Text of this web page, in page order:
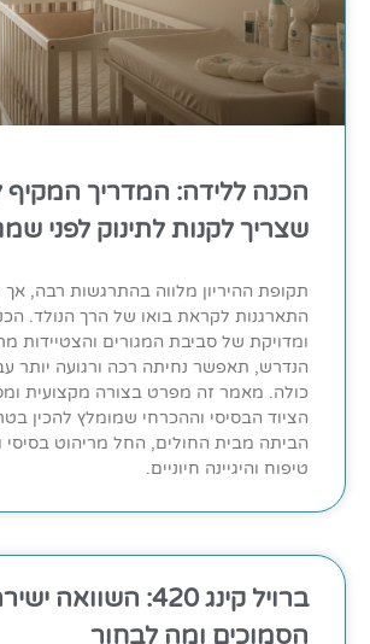
הכנה ללידה: המדריך
שצריך לקנות לתינוק לפני
תקופת ההיריון מלווה בהתרגשות רבה,
התארגנות לקראת בואו של הרך הנולד.
ומדויקת של סביבת המגורים והצטיידות
הנדרש, תאפשר נחיתה רכה ורגועה יותר
כולה. מאמר זה מפרט בצורה מקצועית
הציוד הבסיסי וההכרחי שמומלץ להכין
הביתה מבית החולים, החל מריהוט בסיסי
טיפוח והיגיינה חיוניים.
ברויל קינג 420:
הסמוכים ומה לבחור